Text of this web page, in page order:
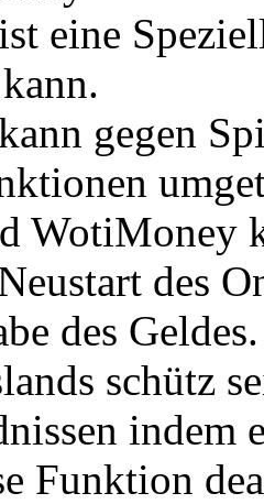
eine
gegen
WotiMoney
des
des Geldes.
schütz
indem
Funktion